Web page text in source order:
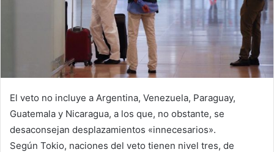
El veto no incluye a Argentina, Venezuela, Paraguay,
Guatemala y Nicaragua, a los que, no obstante, se
desaconsejan desplazamientos «innecesarios».
Según Tokio, naciones del veto tienen nivel tres, de